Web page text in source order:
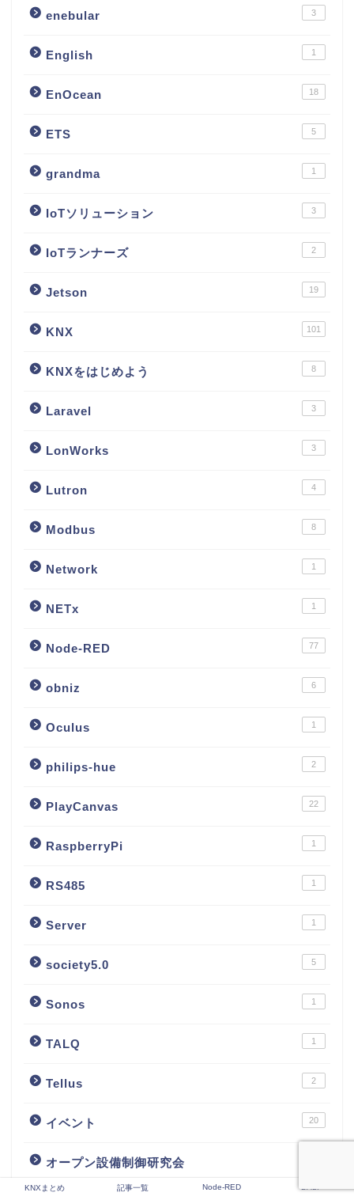
enebular 3
English 1
EnOcean 18
ETS 5
grandma 1
IoTソリューション 3
IoTランナーズ 2
Jetson 19
KNX 101
KNXをはじめよう 8
Laravel 3
LonWorks 3
Lutron 4
Modbus 8
Network 1
NETx 1
Node-RED 77
obniz 6
Oculus 1
philips-hue 2
PlayCanvas 22
RaspberryPi 1
RS485 1
Server 1
society5.0 5
Sonos 1
TALQ 1
Tellus 2
イベント 20
オープン設備制御研究会
KNXまとめ 記事一覧 Node-RED